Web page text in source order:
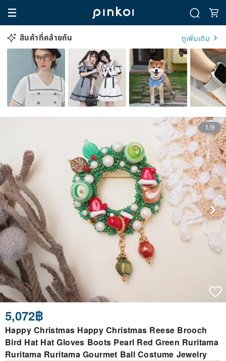
สินค้าที่คล้ายกัน ดูเพิ่มเติม
1/9
5,072฿
Happy Christmas Happy Christmas Reese Brooch
Bird Hat Hat Gloves Boots Pearl Red Green Ruritama
Ruritama Ruritama Gourmet Ball Costume Jewelry